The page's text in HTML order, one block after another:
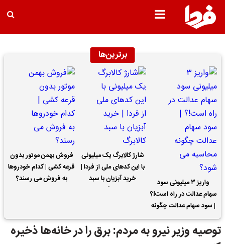
برترین‌ها
واریز ۳ میلیونی سود
سهام عدالت در راه است!؟
| سود سهام عدالت چگونه
محاسبه می شود؟
شارژ کالابرگ یک میلیونی
با این کدهای ملی از فردا |
خرید آبزیان با سبد
فروش بهمن موتور بدون
قرعه کشی | کدام خودروها
به فروش می رسند؟
توصیه وزیر نیرو به مردم: برق را در خانه‌ها ذخیره